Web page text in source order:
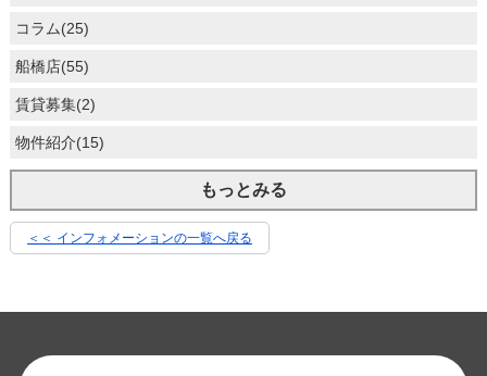
コラム(25)
船橋店(55)
賃貸募集(2)
物件紹介(15)
もっとみる
＜＜ インフォメーションの一覧へ戻る